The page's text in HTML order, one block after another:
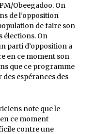
Obeegadoo. On
de l’opposition
de faire son
élections. On
parti d’opposition a
en ce moment son
que ce programme
des espérances des
note que le
ce moment
contre une